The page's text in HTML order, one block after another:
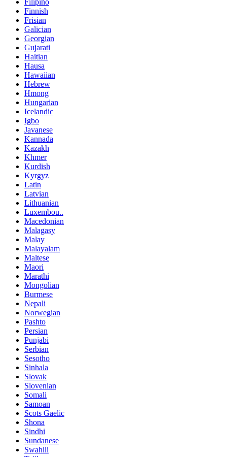
Filipino
Finnish
Frisian
Galician
Georgian
Gujarati
Haitian
Hausa
Hawaiian
Hebrew
Hmong
Hungarian
Icelandic
Igbo
Javanese
Kannada
Kazakh
Khmer
Kurdish
Kyrgyz
Latin
Latvian
Lithuanian
Luxembou..
Macedonian
Malagasy
Malay
Malayalam
Maltese
Maori
Marathi
Mongolian
Burmese
Nepali
Norwegian
Pashto
Persian
Punjabi
Serbian
Sesotho
Sinhala
Slovak
Slovenian
Somali
Samoan
Scots Gaelic
Shona
Sindhi
Sundanese
Swahili